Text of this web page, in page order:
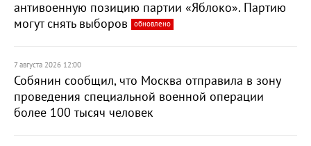
антивоенную позицию партии «Яблоко». Партию
могут снять выборов
обновлено
7 августа 2026 12:00
Собянин сообщил, что Москва отправила в зону
проведения специальной военной операции
более 100 тысяч человек